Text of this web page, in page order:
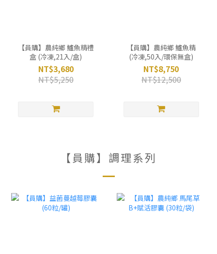
【員購】農純鄉 鱸魚精禮
盒 (冷凍,21入/盒)
NT$3,680
NT$5,250
【員購】農純鄉 鱸魚精
(冷凍,50入/環保無盒)
NT$8,750
NT$12,500
【員購】調理系列